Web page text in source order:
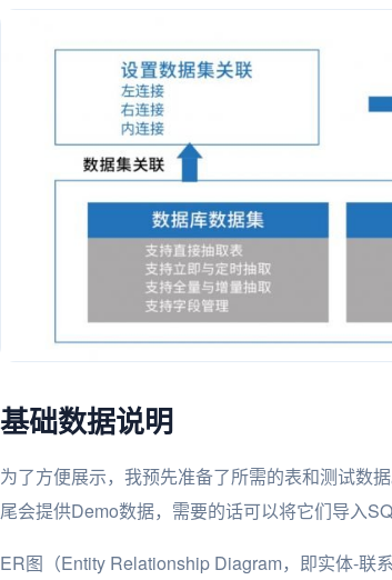
基础数据说明
为了方便展示，我预先准备了所需的表和测试数
尾会提供Demo数据，需要的话可以将它们导入
ER图（Entity Relationship Diagram，即实体-联